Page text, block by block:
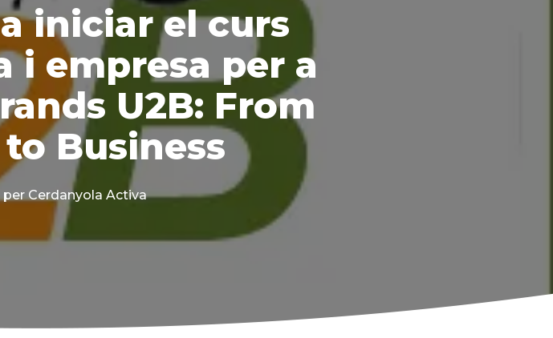
iniciar el curs
i empresa per a
U2B: From
Business
per Cerdanyola Activa